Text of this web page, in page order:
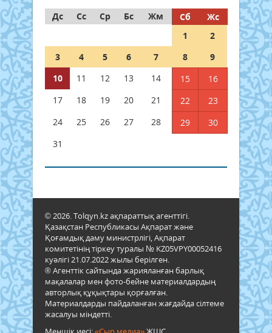
Дс
Сс Ср Бс Жм Сб
Жс
1
2
3
4 5 6 7 8
9
10
11 12 13 14 15
16
17
18 19 20 21 22
23
24
25 26 27 28 29
30
31
© 2026. Tolqyn.kz ақпараттық агенттігі.
Қазақстан Республикасы Ақпарат және
Қоғамдық даму министрлігі, Ақпарат
комитетінің тіркеу туралы № KZ05VPY00052416
куәлігі 21.07.2022 жылы берілген.
® Агенттік сайтында жарияланған барлық
мақалалар мен фото-бейне материалдардың
авторлық құқықтары қорғалған.
Материалдарды пайдаланған жағдайда сілтеме
жасалуы міндетті.